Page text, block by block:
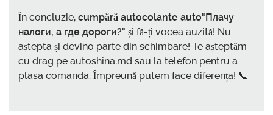
În concluzie, cumpără autocolante auto"Плачу
налоги, а где дороги?" și fă-ți vocea auzită! Nu
aștepta și devino parte din schimbare! Te așteptăm
cu drag pe autoshina.md sau la telefon pentru a
plasa comanda. Împreună putem face diferența! 📞